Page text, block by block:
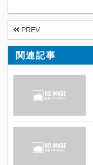
PREV
関連記事